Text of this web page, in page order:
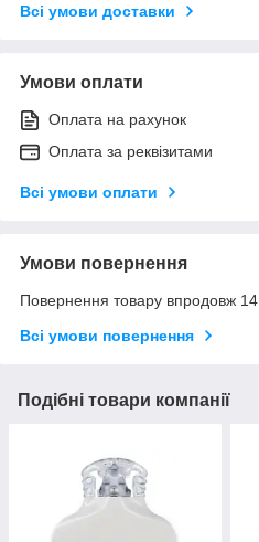
Всі умови доставки
Умови оплати
Оплата на рахунок
Оплата за реквізитами
Всі умови оплати
Умови повернення
Повернення товару впродовж 14
Всі умови повернення
Подібні товари компанії